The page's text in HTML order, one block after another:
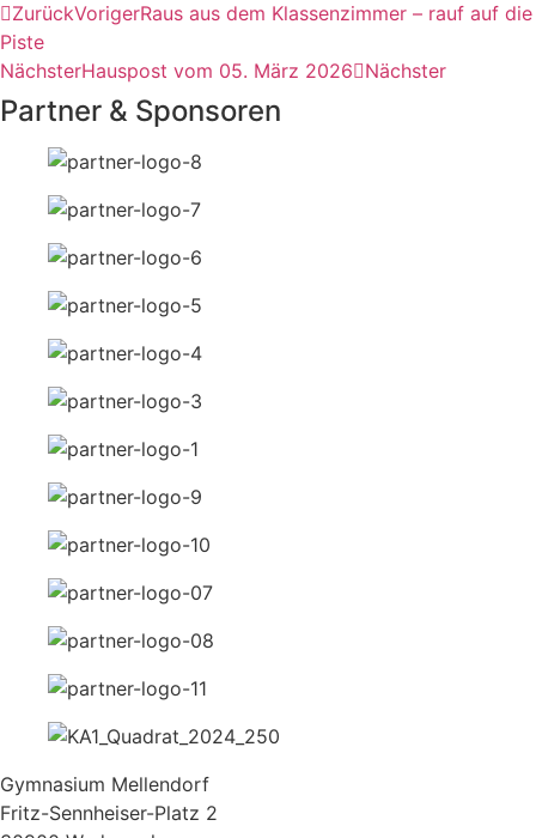
ZurückVorigerRaus aus dem Klassenzimmer – rauf auf die
Piste
NächsterHauspost vom 05. März 2026 Nächster
Partner & Sponsoren
Gymnasium Mellendorf
Fritz-Sennheiser-Platz 2